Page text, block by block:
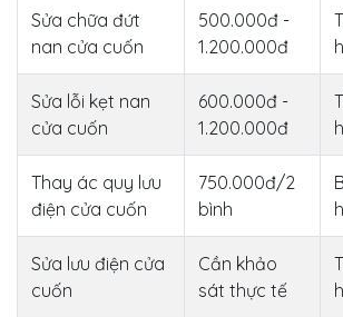
Sửa chữa đứt
nan cửa cuốn
500.000đ -
1.200.000đ
Sửa lỗi kẹt nan
cửa cuốn
600.000đ -
1.200.000đ
Thay ác quy lưu
điện cửa cuốn
750.000đ/2
bình
Sửa lưu điện cửa
cuốn
Cần khảo
sát thực tế